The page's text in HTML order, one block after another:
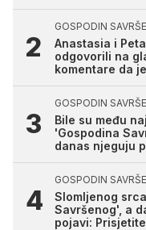
GOSPODIN
Anastasia i
odgovorili na
komentare da
GOSPODIN
Bile su među
'Gospodina
danas njeguju
GOSPODIN
Slomljenog
Savršenog', a
pojavi: